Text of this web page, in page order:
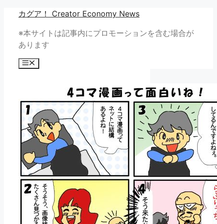
カグア！ Creator Economy News
※本サイトは記事内にプロモーションを含む場合が
あります
メ